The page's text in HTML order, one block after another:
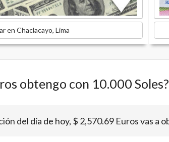
en Chaclacayo, Lima
obtengo con 10.000 Soles?
del día de hoy, $ 2,570.69 Euros vas a